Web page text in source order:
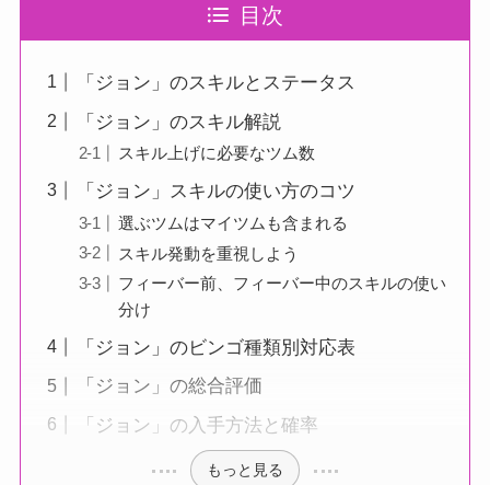
目次
「ジョン」のスキルとステータス
「ジョン」のスキル解説
スキル上げに必要なツム数
「ジョン」スキルの使い方のコツ
選ぶツムはマイツムも含まれる
スキル発動を重視しよう
フィーバー前、フィーバー中のスキルの使い
分け
「ジョン」のビンゴ種類別対応表
「ジョン」の総合評価
「ジョン」の入手方法と確率
もっと見る